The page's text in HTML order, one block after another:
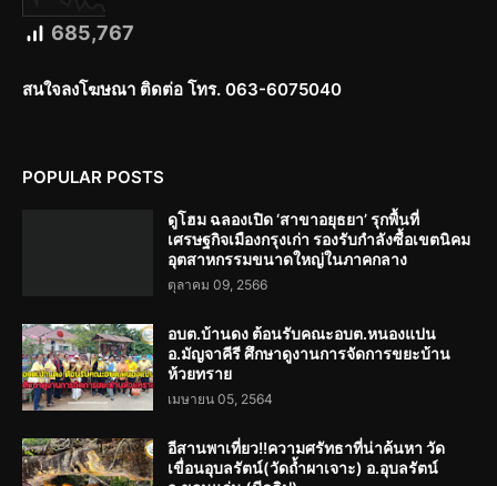
685,767
สนใจลงโฆษณา ติดต่อ โทร. 063-6075040
POPULAR POSTS
ดูโฮม ฉลองเปิด ‘สาขาอยุธยา’ รุกพื้นที่
เศรษฐกิจเมืองกรุงเก่า รองรับกำลังซื้อเขตนิคม
อุตสาหกรรมขนาดใหญ่ในภาคกลาง
ตุลาคม 09, 2566
อบต.บ้านดง ต้อนรับคณะอบต.หนองแปน
อ.มัญจาคีรี ศึกษาดูงานการจัดการขยะบ้าน
ห้วยทราย
เมษายน 05, 2564
อีสานพาเที่ยว!!ความศรัทธาที่น่าค้นหา วัด
เขื่อนอุบลรัตน์(วัดถ้ำผาเจาะ) อ.อุบลรัตน์